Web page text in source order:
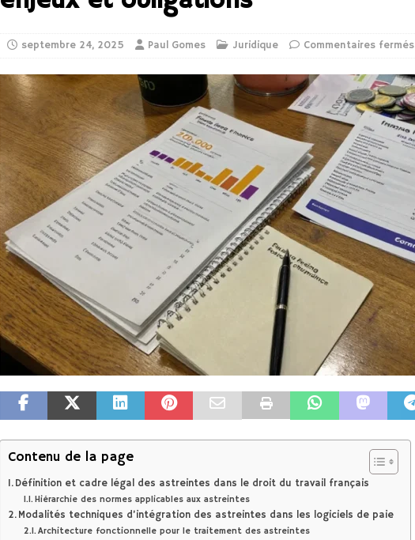
septembre 24, 2025 Paul Gomes Juridique Commentaires fermés
Contenu de la page
Définition et cadre légal des astreintes dans le droit du travail français
Hiérarchie des normes applicables aux astreintes
Modalités techniques d’intégration des astreintes dans les logiciels de paie
Architecture fonctionnelle pour le traitement des astreintes